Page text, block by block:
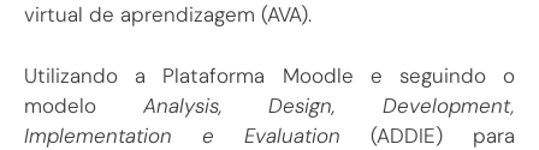
virtual de aprendizagem (AVA).
Utilizando a Plataforma Moodle e seguindo o
modelo Analysis, Design, Development,
Implementation e Evaluation (ADDIE) para